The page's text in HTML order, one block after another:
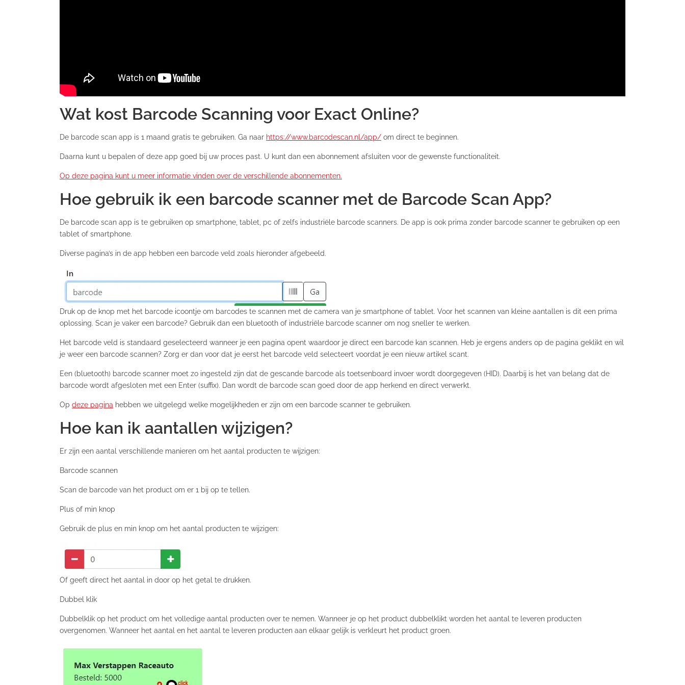
Wat kost Barcode Scanning voor Exact Online?
De barcode scan app is 1 maand gratis te gebruiken. Ga naar https://www.barcodescan.nl/app/ om direct te beginnen.
Daarna kunt u bepalen of deze app goed bij uw proces past. U kunt dan een abonnement afsluiten voor de gewenste functionaliteit.
Op deze pagina kunt u meer informatie vinden over de verschillende abonnementen.
Hoe gebruik ik een barcode scanner met de Barcode Scan App?
De barcode scan app is te gebruiken op smartphone, tablet, pc of zelfs industriële barcode scanners. De app is ook prima zonder barcode scanner te gebruiken op een
tablet of smartphone.
Diverse pagina’s in de app hebben een barcode veld zoals hieronder afgebeeld.
Druk op de knop met het barcode icoontje om barcodes te scannen met de camera van je smartphone of tablet. Voor het scannen van kleine aantallen is dit een prima
oplossing. Scan je vaker een barcode? Gebruik dan een bluetooth of industriële barcode scanner om nog sneller te werken.
Het barcode veld is standaard geselecteerd wanneer je een pagina opent waardoor je direct een barcode kan scannen. Heb je ergens anders op de pagina geklikt en wil
je weer een barcode scannen? Zorg er dan voor dat je eerst het barcode veld selecteert voordat je een nieuw artikel scant.
Een (bluetooth) barcode scanner moet zo ingesteld zijn dat de gescande barcode als toetsenboard invoer wordt doorgegeven (HID). Daarbij is het van belang dat de
barcode wordt afgesloten met een Enter (suffix). Dan wordt de barcode scan goed door de app herkend en direct verwerkt.
Op deze pagina hebben we uitgelegd welke mogelijkheden er zijn om een barcode scanner te gebruiken.
Hoe kan ik aantallen wijzigen?
Er zijn een aantal verschillende manieren om het aantal producten te wijzigen:
Barcode scannen
Scan de barcode van het product om er 1 bij op te tellen.
Plus of min knop
Gebruik de plus en min knop om het aantal producten te wijzigen:
Of geeft direct het aantal in door op het getal te drukken.
Dubbel klik
Dubbelklik op het product om het volledige aantal producten over te nemen. Wanneer je op het product dubbelklikt worden het aantal te leveren producten
overgenomen. Wanneer het aantal en het aantal te leveren producten aan elkaar gelijk is verkleurt het product groen.